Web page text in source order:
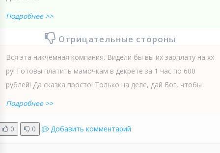
Подробнее >>
Отрицательные стороны
Вся эта никчемная компания. Видели бы вы их зарплату на хх
ру! Готовы платить мамочкам в декрете за 1 час по 600
рублей! Да сказка просто! Только на деле, дай Бог, чтобы
Подробнее >>
0 0 Добавить комментарий